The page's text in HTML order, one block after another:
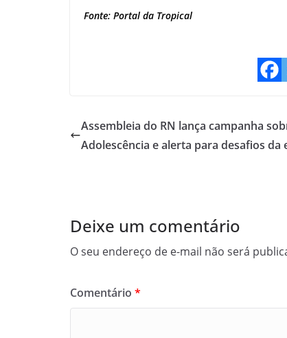
Fonte: Portal da Tropical
Assembleia do RN lança campanha
Adolescência e alerta para desafios da
Deixe um comentário
O seu endereço de e-mail não será
Comentário *